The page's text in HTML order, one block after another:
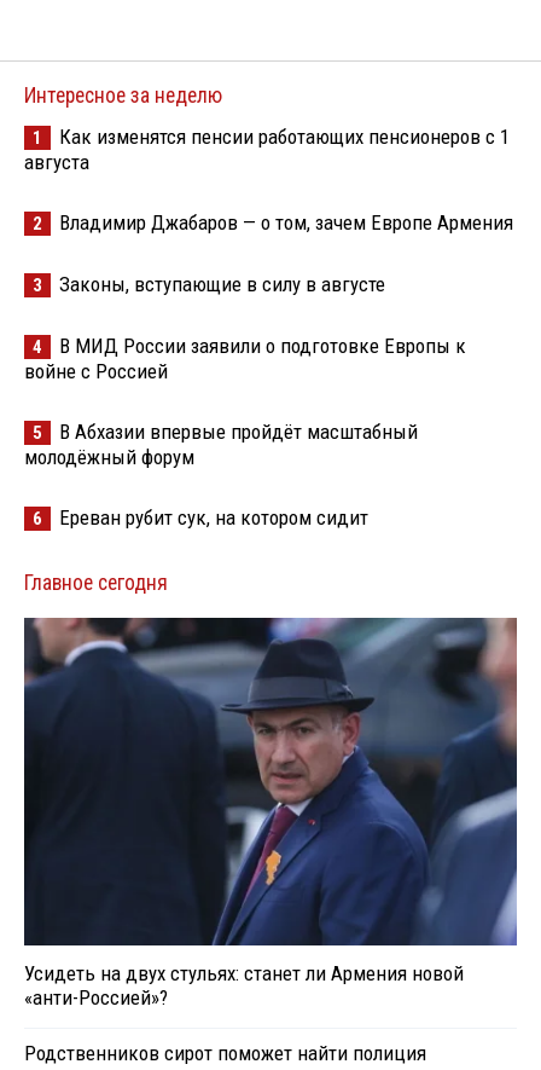
Интересное за неделю
1
Как изменятся пенсии работающих пенсионеров с 1
августа
2 Владимир Джабаров — о том, зачем Европе Армения
3 Законы, вступающие в силу в августе
4
В МИД России заявили о подготовке Европы к
войне с Россией
5
В Абхазии впервые пройдёт масштабный
молодёжный форум
6 Ереван рубит сук, на котором сидит
Главное сегодня
Усидеть на двух стульях: станет ли Армения новой
«анти-Россией»?
Родственников сирот поможет найти полиция